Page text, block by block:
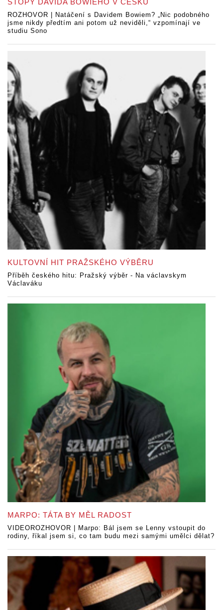
STOPY DAVIDA BOWIEHO V ČESKU
ROZHOVOR | Natáčení s Davidem Bowiem? „Nic podobného
jsme nikdy předtím ani potom už neviděli,“ vzpomínají ve
studiu Sono
KULTOVNÍ HIT PRAŽSKÉHO VÝBĚRU
Příběh českého hitu: Pražský výběr - Na václavskym
Václaváku
MARPO: TÁTA BY MĚL RADOST
VIDEOROZHOVOR | Marpo: Bál jsem se Lenny vstoupit do
rodiny, říkal jsem si, co tam budu mezi samými umělci dělat?